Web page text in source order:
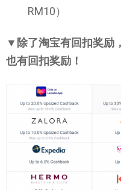
RM10）
▼除了淘宝有回扣奖励
也有回扣奖励！